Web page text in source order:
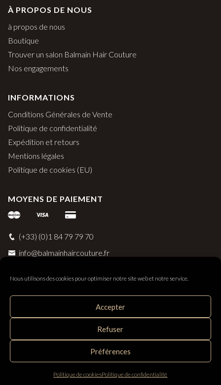
Nous utilisons des cookies pour optimiser notre site web et notre service.
Accepter
Refuser
Préférences
Politique de cookiesPolitique de confidentialité
À PROPOS DE NOUS
à propos de nous
Boutique
Trouver un salon Balmain Hair Couture
Nos engagements
INFORMATIONS
Conditions Générales de Vente
Politique de confidentialité
Expédition et retours
Mentions légales
Politique de cookies (EU)
MOYENS DE PAIEMENT
(+33) (0)1 84 79 79 70
info@balmainhaircouture.fr
Balmain Paris Hair Couture
Distribué par SAS Follow Hair - 33 rue Surcouf 56230